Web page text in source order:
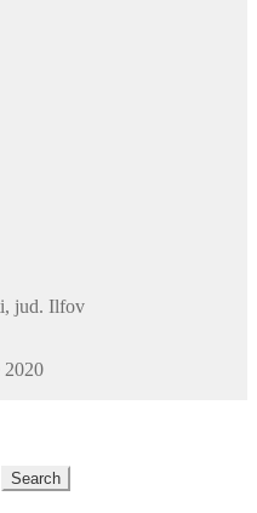
jud. Ilfov
2020
Search